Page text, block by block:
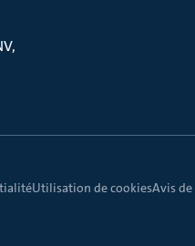
Utilisation de cookiesAvis